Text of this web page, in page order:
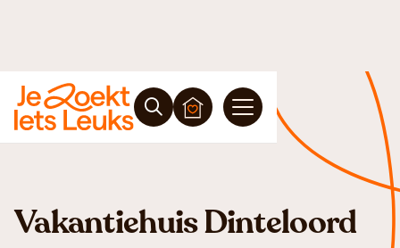
Vakantiehuis Dinteloord